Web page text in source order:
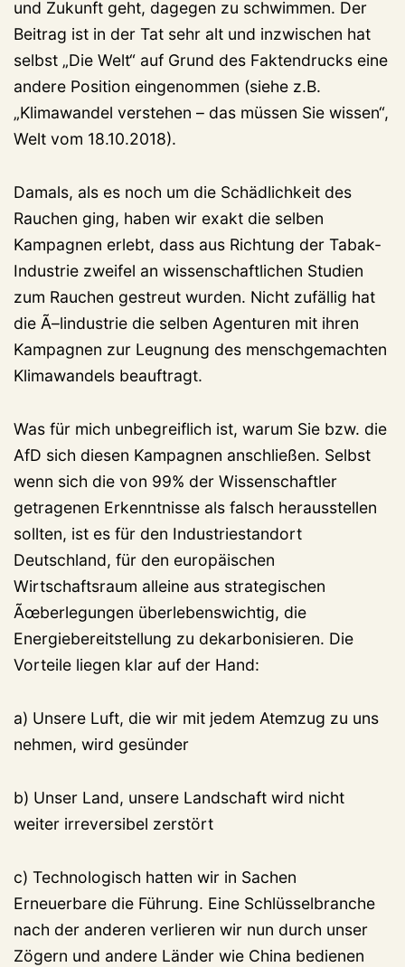
und Zukunft geht, dagegen zu schwimmen. Der
Beitrag ist in der Tat sehr alt und inzwischen hat
selbst „Die Welt“ auf Grund des Faktendrucks eine
andere Position eingenommen (siehe z.B.
„Klimawandel verstehen – das müssen Sie wissen“,
Welt vom 18.10.2018).
Damals, als es noch um die Schädlichkeit des
Rauchen ging, haben wir exakt die selben
Kampagnen erlebt, dass aus Richtung der Tabak-
Industrie zweifel an wissenschaftlichen Studien
zum Rauchen gestreut wurden. Nicht zufällig hat
die Ã–lindustrie die selben Agenturen mit ihren
Kampagnen zur Leugnung des menschgemachten
Klimawandels beauftragt.
Was für mich unbegreiflich ist, warum Sie bzw. die
AfD sich diesen Kampagnen anschließen. Selbst
wenn sich die von 99% der Wissenschaftler
getragenen Erkenntnisse als falsch herausstellen
sollten, ist es für den Industriestandort
Deutschland, für den europäischen
Wirtschaftsraum alleine aus strategischen
Ãœberlegungen überlebenswichtig, die
Energiebereitstellung zu dekarbonisieren. Die
Vorteile liegen klar auf der Hand:
a) Unsere Luft, die wir mit jedem Atemzug zu uns
nehmen, wird gesünder
b) Unser Land, unsere Landschaft wird nicht
weiter irreversibel zerstört
c) Technologisch hatten wir in Sachen
Erneuerbare die Führung. Eine Schlüsselbranche
nach der anderen verlieren wir nun durch unser
Zögern und andere Länder wie China bedienen